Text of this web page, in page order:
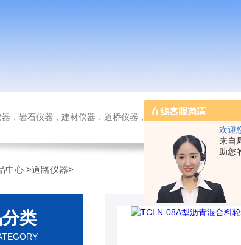
欢迎
来自
助您
，岩石仪器，建材仪器，道桥仪器，检测仪器，检测仪器，物探仪器，
中心 >道路仪器>
类